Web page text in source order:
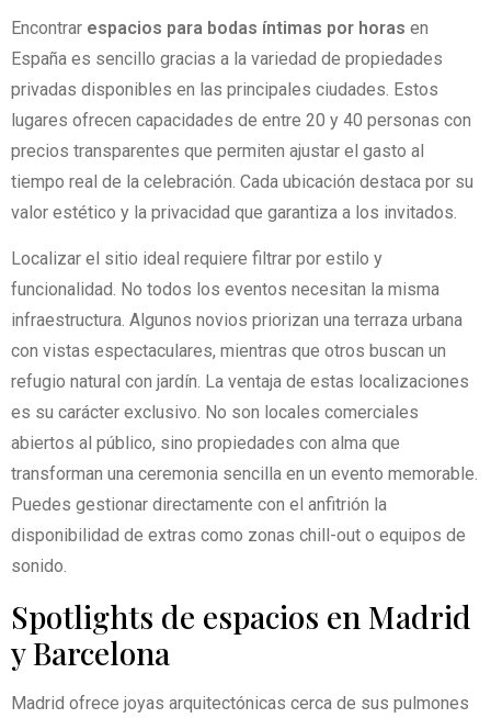
Encontrar espacios para bodas íntimas por horas en
España es sencillo gracias a la variedad de propiedades
privadas disponibles en las principales ciudades. Estos
lugares ofrecen capacidades de entre 20 y 40 personas con
precios transparentes que permiten ajustar el gasto al
tiempo real de la celebración. Cada ubicación destaca por su
valor estético y la privacidad que garantiza a los invitados.
Localizar el sitio ideal requiere filtrar por estilo y
funcionalidad. No todos los eventos necesitan la misma
infraestructura. Algunos novios priorizan una terraza urbana
con vistas espectaculares, mientras que otros buscan un
refugio natural con jardín. La ventaja de estas localizaciones
es su carácter exclusivo. No son locales comerciales
abiertos al público, sino propiedades con alma que
transforman una ceremonia sencilla en un evento memorable.
Puedes gestionar directamente con el anfitrión la
disponibilidad de extras como zonas chill-out o equipos de
sonido.
Spotlights de espacios en Madrid
y Barcelona
Madrid ofrece joyas arquitectónicas cerca de sus pulmones